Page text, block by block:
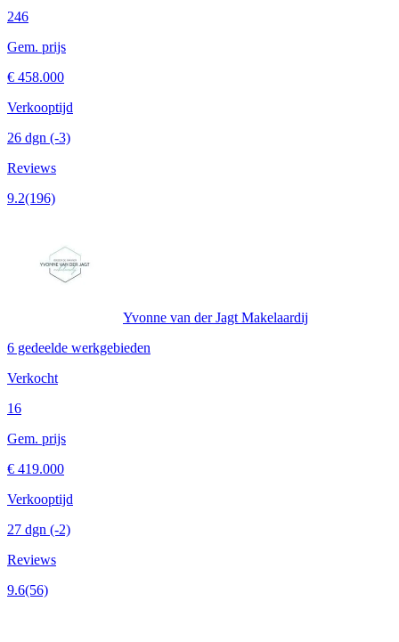
246
Gem. prijs
€ 458.000
Verkooptijd
26 dgn (-3)
Reviews
9.2(196)
Yvonne van der Jagt Makelaardij
6 gedeelde werkgebieden
Verkocht
16
Gem. prijs
€ 419.000
Verkooptijd
27 dgn (-2)
Reviews
9.6(56)